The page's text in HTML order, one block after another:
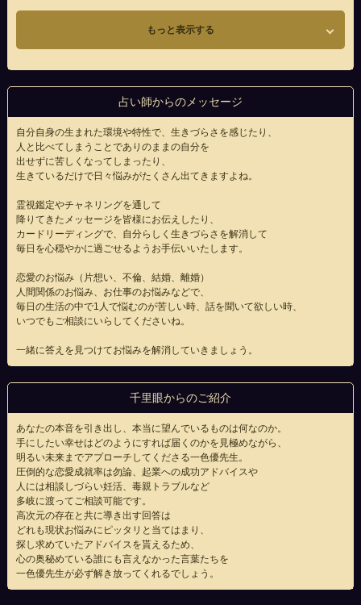
もっと表示する
占い師からのメッセージ
自分自身の生まれた環境や特性で、生きづらさを感じたり、
人と比べてしまうことでありのままの自分を
出せずに苦しくなってしまったり、
生きているだけで日々悩みがたくさん出てきますよね。
霊視鑑定やチャネリングを通して
降りてきたメッセージを皆様にお伝えしたり、
カードリーディングで、自分らしく生きづらさを解消して
毎日を心穏やかに過ごせるようお手伝いいたします。
恋愛のお悩み（片想い、不倫、結婚、離婚）
人間関係のお悩み、お仕事のお悩みなどで、
毎日の生活の中で1人で悩むのが苦しい時、話を聞いて欲しい時、
いつでもご相談にいらしてくださいね。
一緒に答えを見つけてお悩みを解消していきましょう。
千里眼からのご紹介
あなたの本音を引き出し、本当に望んでいるものは何なのか。
手にしたい幸せはどのようにすれば届くのかを見極めながら、
明るい未来までアプローチしてくださる一色優先生。
圧倒的な恋愛成就率は勿論、起業への成功アドバイスや
人には相談しづらい妊活、毒親トラブルなど
多岐に渡ってご相談可能です。
高次元の存在と共に導き出す回答は
どれも現状お悩みにピッタリと当てはまり、
探し求めていたアドバイスを貰えるため、
心の奥秘めている誰にも言えなかった言葉たちを
一色優先生が必ず解き放ってくれるでしょう。